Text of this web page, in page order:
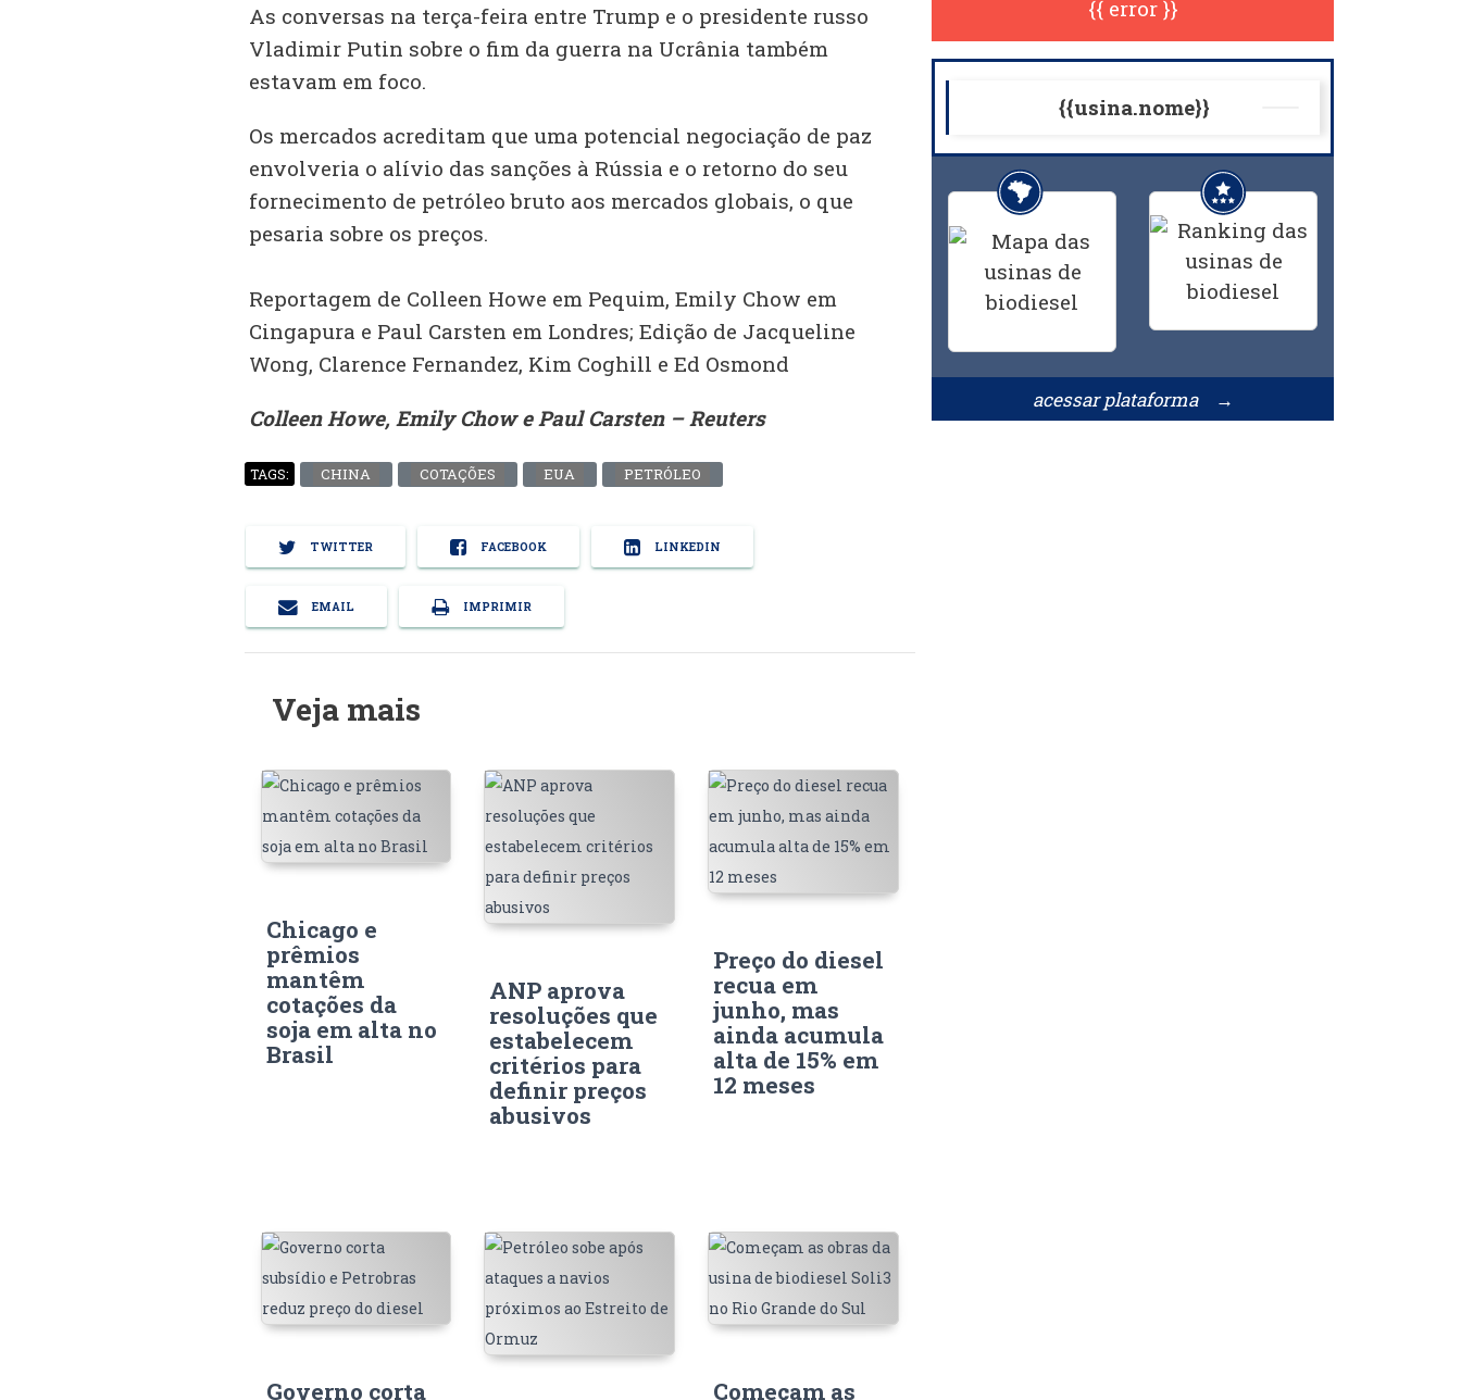
As conversas na terça-feira entre Trump e o presidente russo
Vladimir Putin sobre o fim da guerra na Ucrânia também
estavam em foco.
Os mercados acreditam que uma potencial negociação de paz
envolveria o alívio das sanções à Rússia e o retorno do seu
fornecimento de petróleo bruto aos mercados globais, o que
pesaria sobre os preços.
Reportagem de Colleen Howe em Pequim, Emily Chow em
Cingapura e Paul Carsten em Londres; Edição de Jacqueline
Wong, Clarence Fernandez, Kim Coghill e Ed Osmond
Colleen Howe, Emily Chow e Paul Carsten – Reuters
TAGS: CHINA COTAÇÕES EUA PETRÓLEO
TWITTER FACEBOOK LINKEDIN
EMAIL IMPRIMIR
Veja mais
Chicago e
prêmios
mantêm
cotações da
soja em alta no
Brasil
ANP aprova
resoluções que
estabelecem
critérios para
definir preços
abusivos
Preço do diesel
recua em
junho, mas
ainda acumula
alta de 15% em
12 meses
Governo corta Começam as
{{ error }}
{{usina.nome}}
acessar plataforma →